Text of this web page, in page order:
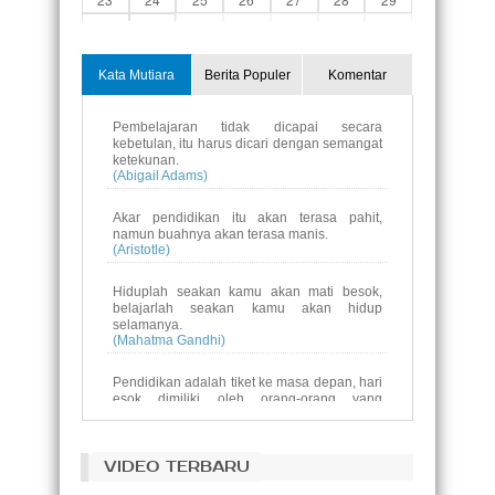
Kata Mutiara Berita Populer Komentar
Pembelajaran tidak dicapai secara
kebetulan, itu harus dicari dengan semangat
ketekunan.
(Abigail Adams)
Akar pendidikan itu akan terasa pahit,
namun buahnya akan terasa manis.
(Aristotle)
Hiduplah seakan kamu akan mati besok,
belajarlah seakan kamu akan hidup
selamanya.
(Mahatma Gandhi)
Pendidikan adalah tiket ke masa depan, hari
esok dimiliki oleh orang-orang yang
Pendidikan bukanlah persiapan untuk hidup,
VIDEO TERBARU